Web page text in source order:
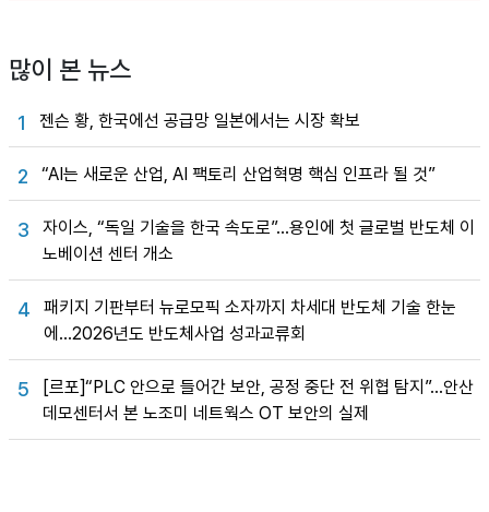
많이 본 뉴스
1 젠슨 황, 한국에선 공급망 일본에서는 시장 확보
2 “AI는 새로운 산업, AI 팩토리 산업혁명 핵심 인프라 될 것”
3
자이스, “독일 기술을 한국 속도로”…용인에 첫 글로벌 반도체 이
노베이션 센터 개소
4
패키지 기판부터 뉴로모픽 소자까지 차세대 반도체 기술 한눈
에…2026년도 반도체사업 성과교류회
5
[르포]“PLC 안으로 들어간 보안, 공정 중단 전 위협 탐지”…안산
데모센터서 본 노조미 네트웍스 OT 보안의 실제